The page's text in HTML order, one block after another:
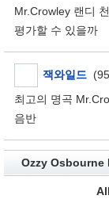
Mr.Crowley 랜디
평가할 수 있을까
잭와일드
최고의 명곡
음반
Ozzy Osbourne